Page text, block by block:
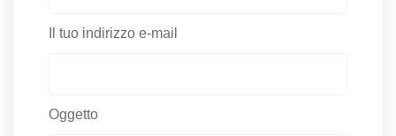
Il tuo indirizzo e-mail
Oggetto